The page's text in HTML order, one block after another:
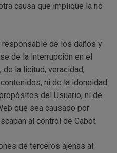
causa que implique la no
responsable de los daños y
de la interrupción en el
la licitud, veracidad,
ni de la idoneidad
del Usuario, ni de
que sea causado por
al control de Cabot.
de terceros ajenas al